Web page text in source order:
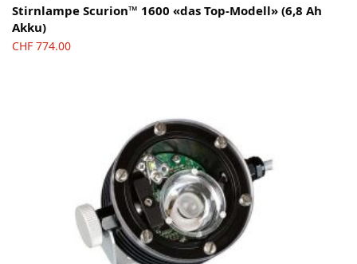
Stirnlampe Scurion™ 1600 «das Top-Modell» (6,8 Ah
Akku)
CHF 774.00